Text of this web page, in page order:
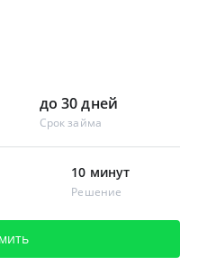
до 30 дней
Срок займа
10 минут
Решение